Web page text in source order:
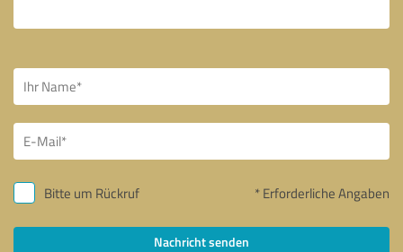
Bitte um Rückruf * Erforderliche Angaben
Nachricht senden